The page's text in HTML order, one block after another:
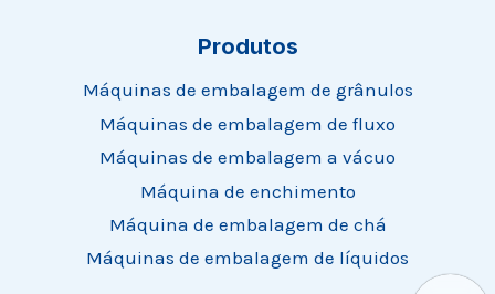
Produtos
Máquinas de embalagem de grânulos
Máquinas de embalagem de fluxo
Máquinas de embalagem a vácuo
Máquina de enchimento
Máquina de embalagem de chá
Máquinas de embalagem de líquidos